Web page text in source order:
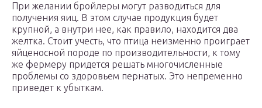
При желании бройлеры могут разводиться для
получения яиц. В этом случае продукция будет
крупной, а внутри нее, как правило, находится два
желтка. Стоит учесть, что птица неизменно проиграет
яйценосной породе по производительности, к тому
же фермеру придется решать многочисленные
проблемы со здоровьем пернатых. Это непременно
приведет к убыткам.